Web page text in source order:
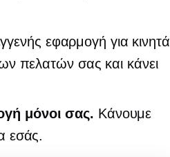
εφαρμογή για κινητά
πελατών σας και κάνει
μόνοι σας. Κάνουμε
εσάς.